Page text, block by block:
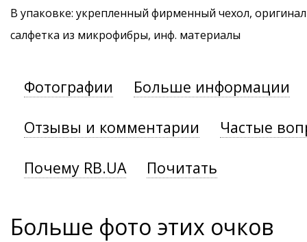
В упаковке: укрепленный фирменный чехол,
салфетка из микрофибры, инф. материалы
Фотографии Больше информации
Отзывы и комментарии Частые
Почему RB.UA Почитать
Больше фото этих очков